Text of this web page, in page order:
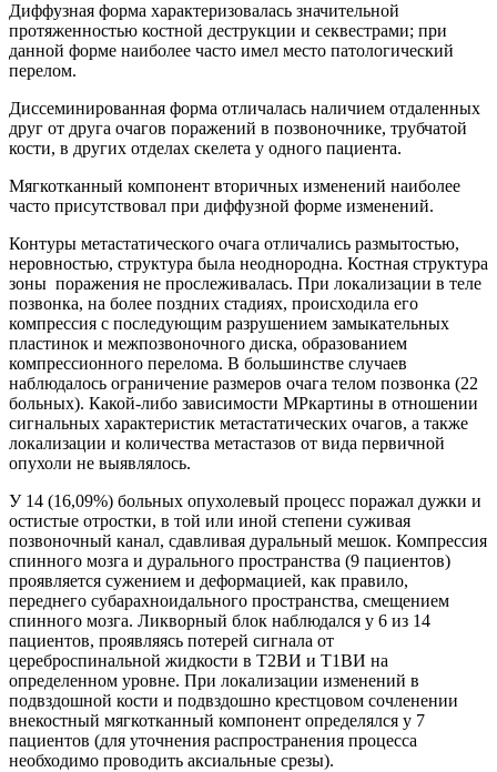
Диффузная форма характеризовалась значительной
протяженностью костной деструкции и секвестрами; при
данной форме наиболее часто имел место патологический
перелом.
Диссеминированная форма отличалась наличием отдаленных
друг от друга очагов поражений в позвоночнике, трубчатой
кости, в других отделах скелета у одного пациента.
Мягкотканный компонент вторичных изменений наиболее
часто присутствовал при диффузной форме изменений.
Контуры метастатического очага отличались размытостью,
неровностью, структура была неоднородна. Костная структура
зоны поражения не прослеживалась. При локализации в теле
позвонка, на более поздних стадиях, происходила его
компрессия с последующим разрушением замыкательных
пластинок и межпозвоночного диска, образованием
компрессионного перелома. В большинстве случаев
наблюдалось ограничение размеров очага телом позвонка (22
больных). Какой-либо зависимости МРкартины в отношении
сигнальных характеристик метастатических очагов, а также
локализации и количества метастазов от вида первичной
опухоли не выявлялось.
У 14 (16,09%) больных опухолевый процесс поражал дужки и
остистые отростки, в той или иной степени суживая
позвоночный канал, сдавливая дуральный мешок. Компрессия
спинного мозга и дурального пространства (9 пациентов)
проявляется сужением и деформацией, как правило,
переднего субарахноидального пространства, смещением
спинного мозга. Ликворный блок наблюдался у 6 из 14
пациентов, проявляясь потерей сигнала от
цереброспинальной жидкости в Т2ВИ и Т1ВИ на
определенном уровне. При локализации изменений в
подвздошной кости и подвздошно крестцовом сочленении
внекостный мягкотканный компонент определялся у 7
пациентов (для уточнения распространения процесса
необходимо проводить аксиальные срезы).